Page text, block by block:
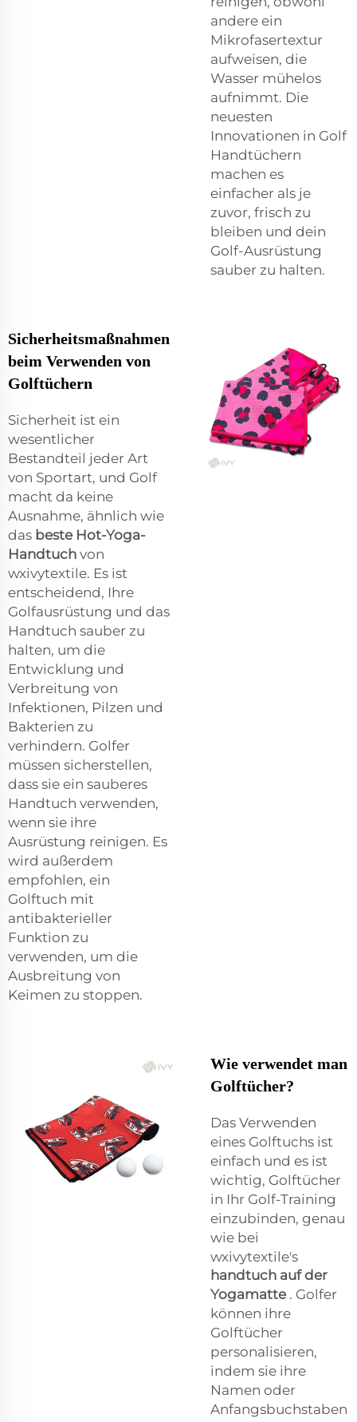
andere ein
Mikrofasertextur
aufweisen, die
Wasser mühelos
aufnimmt. Die
neuesten
Innovationen in Golf
Handtüchern
machen es
einfacher als je
zuvor, frisch zu
bleiben und dein
Golf-Ausrüstung
sauber zu halten.
Sicherheitsmaßnahmen
beim Verwenden von
Golftüchern
Sicherheit ist ein
wesentlicher
Bestandteil jeder Art
von Sportart, und Golf
macht da keine
Ausnahme, ähnlich wie
das beste Hot-Yoga-
Handtuch von
wxivytextile. Es ist
entscheidend, Ihre
Golfausrüstung und das
Handtuch sauber zu
halten, um die
Entwicklung und
Verbreitung von
Infektionen, Pilzen und
Bakterien zu
verhindern. Golfer
müssen sicherstellen,
dass sie ein sauberes
Handtuch verwenden,
wenn sie ihre
Ausrüstung reinigen. Es
wird außerdem
empfohlen, ein
Golftuch mit
antibakterieller
Funktion zu
verwenden, um die
Ausbreitung von
Keimen zu stoppen.
Wie verwendet man
Golftücher?
Das Verwenden
eines Golftuchs ist
einfach und es ist
wichtig, Golftücher
in Ihr Golf-Training
einzubinden, genau
wie bei
wxivytextile's
handtuch auf der
Yogamatte . Golfer
können ihre
Golftücher
personalisieren,
indem sie ihre
Namen oder
Anfangsbuchstaben